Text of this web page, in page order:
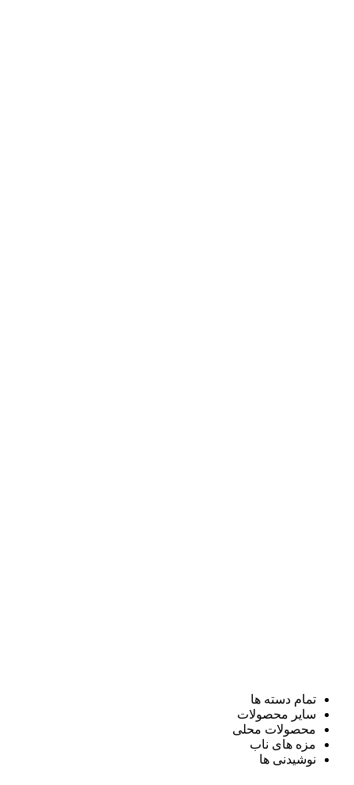
تمام دسته ها
سایر محصولات
محصولات محلی
مزه های ناب
نوشیدنی ها